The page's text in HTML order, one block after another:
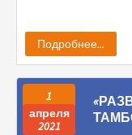
Подробнее...
1
апреля
2021